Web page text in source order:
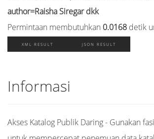
author=Raisha Siregar dkk
Permintaan membutuhkan 0.0168 detik
XML RESULT JSON RESULT
Informasi
Akses Katalog Publik Daring - Gunakan